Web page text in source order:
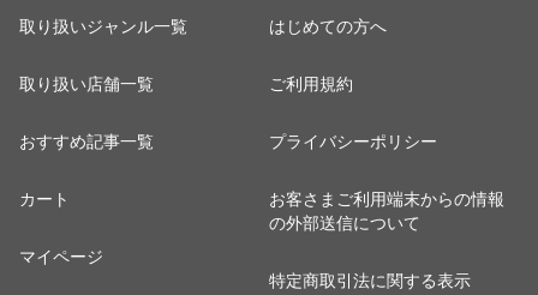
取り扱いジャンル一覧
取り扱い店舗一覧
おすすめ記事一覧
カート
マイページ
はじめての方へ
ご利用規約
プライバシーポリシー
お客さまご利用端末からの情報
の外部送信について
特定商取引法に関する表示